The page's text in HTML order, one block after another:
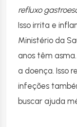
refluxo
Isso irrita e
Ministério da
anos têm
a doença. Isso
infeções
buscar ajuda